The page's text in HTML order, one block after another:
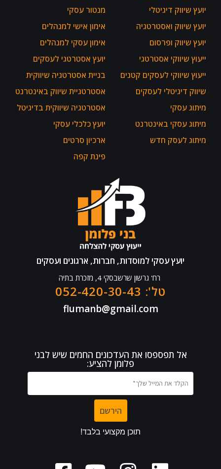
יועץ עסקי למוסדות, חברות, ארגונים ועסקים
רח' גרשון שרשבסקי 4, מזכרת בתיה
טל': 052-420-30-43
flumanb@gmail.com
אל תפספסו את העדכונים החמים שיש לבני
פלומן להציע:
מנטור עסקי
אימון אישי למנהלים
אימון עסקי למנהלים
יועץ אסטרטגי לעסקים
בניית אסטרטגיה שיווקית
אסטרטגיית שיווק באינטרנט
אסטרטגיה שיווקית בדיגיטל
יועץ כלכלי עסקי
ארכיון סרטים
פינת קפה
יועץ שיווק דיגיטלי
יועץ שיווק ואסטרטגיה
יועץ שיווק ופרסום
ייעוץ שיווקי אסטרטגי
ייעוץ שיווקי לעסקים קטנים
שיווק דיגיטלי לעסקים
מיתוג עסקי
מיתוג עסקי באינטרנט
מיתוג לעסק חדש